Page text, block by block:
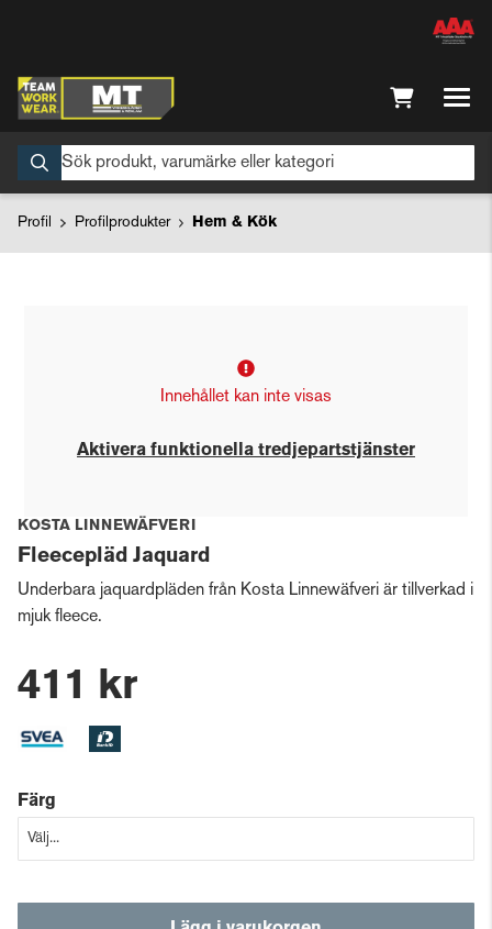
Profil Profilprodukter Hem & Kök
Innehållet kan inte visas
Aktivera funktionella tredjepartstjänster
KOSTA LINNEWÄFVERI
Fleecepläd Jaquard
Underbara jaquardpläden från Kosta Linnewäfveri är tillverkad i
mjuk fleece.
411 kr
Färg